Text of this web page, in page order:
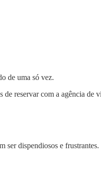
de uma só vez.
de reservar com a agência de
ser dispendiosos e frustrantes.